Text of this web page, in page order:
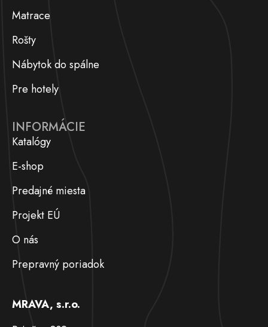
Matrace
Rošty
Nábytok do spálne
Pre hotely
INFORMÁCIE
Katalógy
E-shop
Predajné miesta
Projekt EÚ
O nás
Prepravný poriadok
MRAVA, s.r.o.